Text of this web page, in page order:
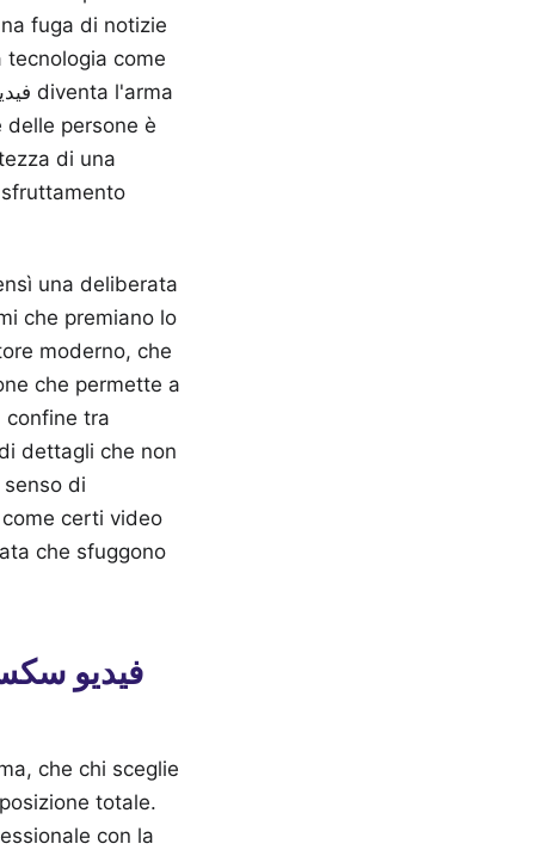
fuga di notizie
come
persone è
di una
una deliberata
che premiano lo
moderno, che
che permette a
confine tra
dettagli che non
di
certi video
che sfuggono
che chi sceglie
totale.
con la